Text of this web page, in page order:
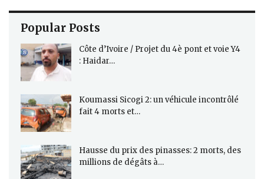
Popular Posts
Côte d’Ivoire / Projet du 4è pont et voie Y4
: Haidar…
Koumassi Sicogi 2: un véhicule incontrôlé
fait 4 morts et…
Hausse du prix des pinasses: 2 morts, des
millions de dégâts à…